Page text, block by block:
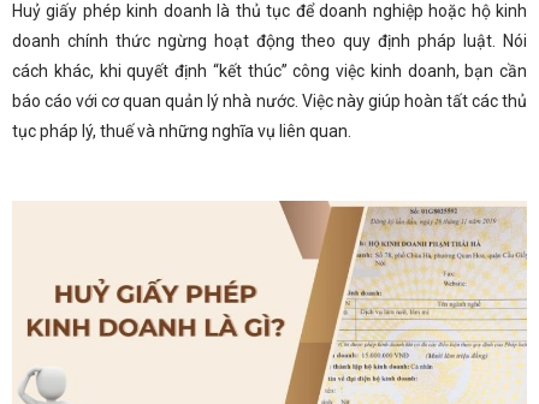
Huỷ giấy phép kinh doanh là thủ tục để doanh nghiệp hoặc hộ kinh
doanh chính thức ngừng hoạt động theo quy định pháp luật. Nói
cách khác, khi quyết định “kết thúc” công việc kinh doanh, bạn cần
báo cáo với cơ quan quản lý nhà nước. Việc này giúp hoàn tất các thủ
tục pháp lý, thuế và những nghĩa vụ liên quan.